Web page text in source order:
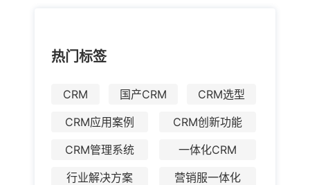
热门标签
CRM 国产CRM
CRM选型
CRM应用案例
CRM创新功能
CRM管理系统
一体化CRM
行业解决方案
营销服一体化